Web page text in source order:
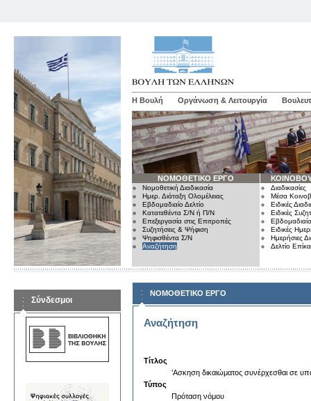
Η Βουλή Οργάνωση & Λειτουργία
ΝΟΜΟΘΕΤΙΚΟ ΕΡΓΟ
Νομοθετική Διαδικασία
Ημερ. Διάταξη Ολομέλειας
Εβδομαδιαίο Δελτίο
Κατατεθέντα Σ/Ν ή Π/Ν
Επεξεργασία στις Επιτροπές
Συζητήσεις & Ψήφιση
Ψηφισθέντα Σ/Ν
Αναζήτηση
Διαδικασίες
Μέσα
Ειδικές
Ειδικές
Εβδομαδιαίο
Ειδικές
Ημερήσιες
Δελτίο
Σύνδεσμοι
ΝΟΜΟΘΕΤΙΚΟ ΕΡΓΟ
Αναζήτηση
Τίτλος
’Ασκηση δικαιώματος συνέρχεσθαι σε
Τύπος
Πρόταση νόμου